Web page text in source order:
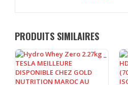
PRODUITS SIMILAIRES